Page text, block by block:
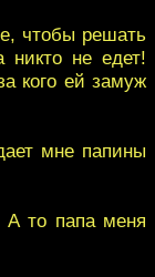
чтобы решать
не едет!
кого ей замуж
мне папины
А то папа меня